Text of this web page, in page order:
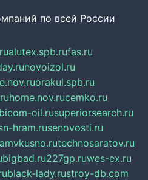
по всей России
alutex.spb.rufas.ru
novoizol.ru
orakul.spb.ru
home.nov.rucemko.ru
bicom-oil.rusuperiorsearch.ru
hram.rusenovosti.ru
technosaratov.ru
bigbad.ru227gp.ruwes-ex.ru
black-lady.rustroy-db.com